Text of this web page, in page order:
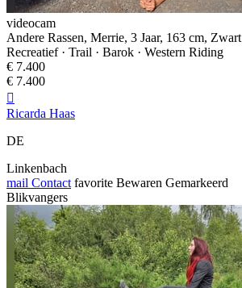
videocam
Andere Rassen, Merrie, 3 Jaar, 163 cm, Zwart
Recreatief · Trail · Barok · Western Riding
€ 7.400
€ 7.400

Ricarda Haas
DE
Linkenbach
mail Contact favorite Bewaren Gemarkeerd
Blikvangers